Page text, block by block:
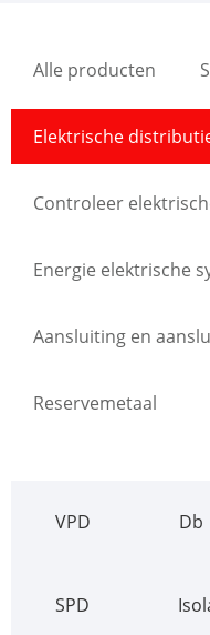
Alle producten
Elektrische
Controleer
Energie elektrische
Aansluiting en
Reservemetaal
VPD Db
SPD